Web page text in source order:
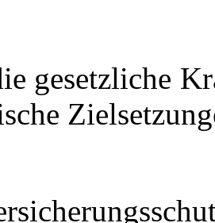
gesetzliche